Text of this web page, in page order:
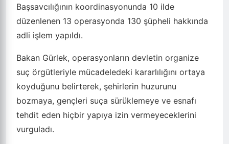
Başsavcılığının koordinasyonunda 10 ilde
düzenlenen 13 operasyonda 130 şüpheli hakkında
adli işlem yapıldı.
Bakan Gürlek, operasyonların devletin organize
suç örgütleriyle mücadeledeki kararlılığını ortaya
koyduğunu belirterek, şehirlerin huzurunu
bozmaya, gençleri suça sürüklemeye ve esnafı
tehdit eden hiçbir yapıya izin vermeyeceklerini
vurguladı.